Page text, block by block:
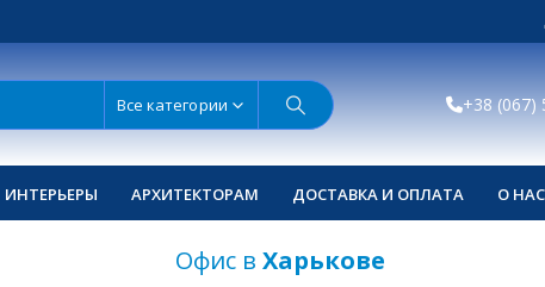
Все категории +38 (067)
ИНТЕРЬЕРЫ АРХИТЕКТОРАМ ДОСТАВКА И ОПЛАТА О НАС
Офис в Харькове